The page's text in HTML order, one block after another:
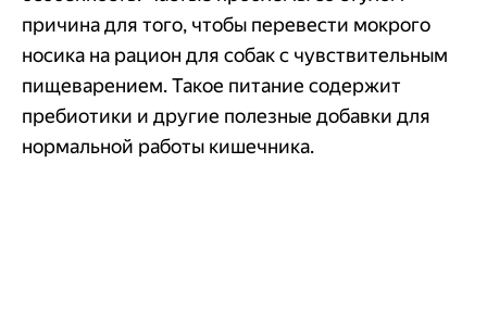
причина для того, чтобы перевести мокрого
носика на рацион для собак с чувствительным
пищеварением. Такое питание содержит
пребиотики и другие полезные добавки для
нормальной работы кишечника.